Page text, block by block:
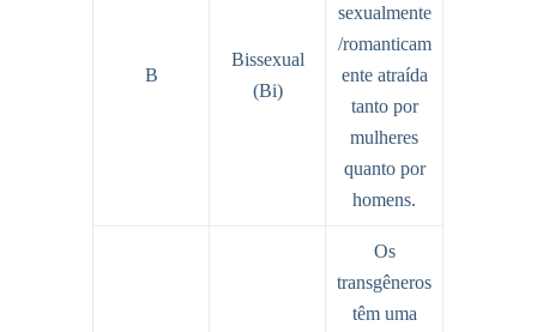
B
Bissexual
(Bi)
sexualmente
/romanticam
ente atraída
tanto por
mulheres
quanto por
homens.
Os
transgêneros
têm uma